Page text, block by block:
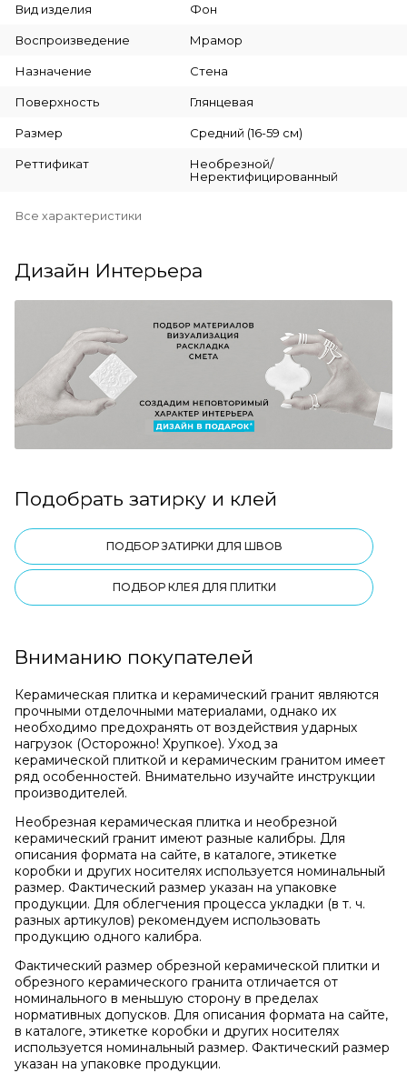
Вид изделия Фон
Воспроизведение Мрамор
Назначение Стена
Поверхность Глянцевая
Размер Средний (16-59 см)
Реттификат
Необрезной/
Неректифицированный
Все характеристики
Дизайн Интерьера
Подобрать затирку и клей
ПОДБОР ЗАТИРКИ ДЛЯ ШВОВ
ПОДБОР КЛЕЯ ДЛЯ ПЛИТКИ
Вниманию покупателей
Керамическая плитка и керамический гранит являются
прочными отделочными материалами, однако их
необходимо предохранять от воздействия ударных
нагрузок (Осторожно! Хрупкое). Уход за
керамической плиткой и керамическим гранитом имеет
ряд особенностей. Внимательно изучайте инструкции
производителей.
Необрезная керамическая плитка и необрезной
керамический гранит имеют разные калибры. Для
описания формата на сайте, в каталоге, этикетке
коробки и других носителях используется номинальный
размер. Фактический размер указан на упаковке
продукции. Для облегчения процесса укладки (в т. ч.
разных артикулов) рекомендуем использовать
продукцию одного калибра.
Фактический размер обрезной керамической плитки и
обрезного керамического гранита отличается от
номинального в меньшую сторону в пределах
нормативных допусков. Для описания формата на сайте,
в каталоге, этикетке коробки и других носителях
используется номинальный размер. Фактический размер
указан на упаковке продукции.